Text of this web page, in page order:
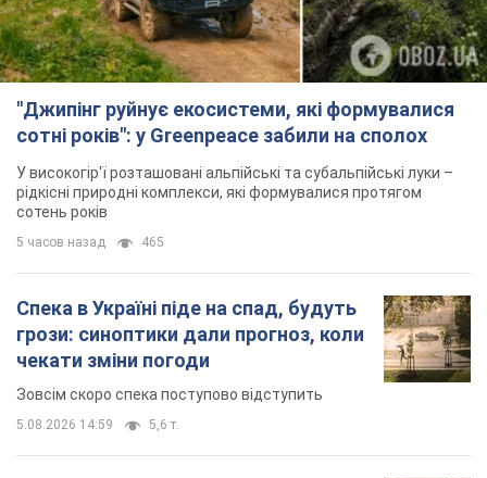
"Джипінг руйнує екосистеми, які формувалися
сотні років": у Greenpeace забили на сполох
У високогір'ї розташовані альпійські та субальпійські луки –
рідкісні природні комплекси, які формувалися протягом
сотень років
5 часов назад 465
Спека в Україні піде на спад, будуть
грози: синоптики дали прогноз, коли
чекати зміни погоди
Зовсім скоро спека поступово відступить
5.08.2026 14:59 5,6 т.